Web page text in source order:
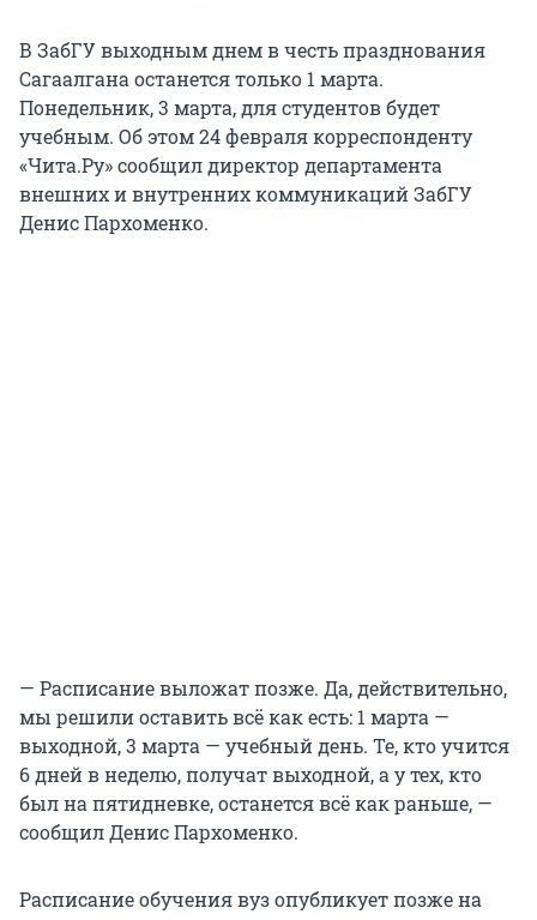
В ЗабГУ выходным днем в честь празднования
Сагаалгана останется только 1 марта.
Понедельник,3 марта, для студентов будет
учебным. Об этом24 февралякорреспонденту
«Чита.Ру» сообщил директор департамента
внешних и внутренних коммуникаций ЗабГУ
Денис Пархоменко.
— Расписание выложат позже. Да, действительно,
мы решили оставить всё как есть: 1 марта —
выходной,3 марта — учебный день. Те, кто учится
6 дней в неделю, получат выходной, а у тех, кто
был на пятидневке, останется всё как раньше, —
сообщил Денис Пархоменко.
Расписание обучения вуз опубликует позже на